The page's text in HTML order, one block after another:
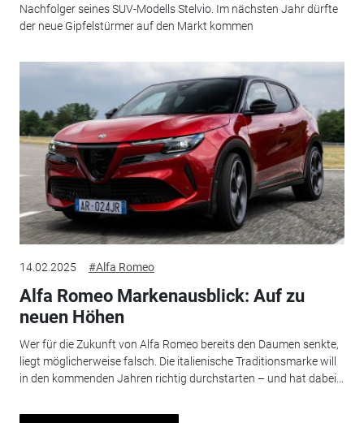
Nachfolger seines SUV-Modells Stelvio. Im nächsten Jahr dürfte
der neue Gipfelstürmer auf den Markt kommen
14.02.2025 #Alfa Romeo
Alfa Romeo Markenausblick: Auf zu
neuen Höhen
Wer für die Zukunft von Alfa Romeo bereits den Daumen senkte,
liegt möglicherweise falsch. Die italienische Traditionsmarke will
in den kommenden Jahren richtig durchstarten – und hat dabei...